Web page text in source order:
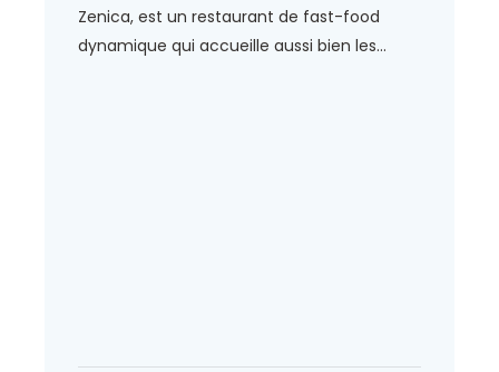
Zenica, est un restaurant de fast-food
dynamique qui accueille aussi bien les...